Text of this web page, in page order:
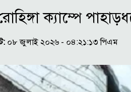
ক্যাম্পে
০৮ জুলাই ২০২৬ - ০৪:২১:১৩ পিএম